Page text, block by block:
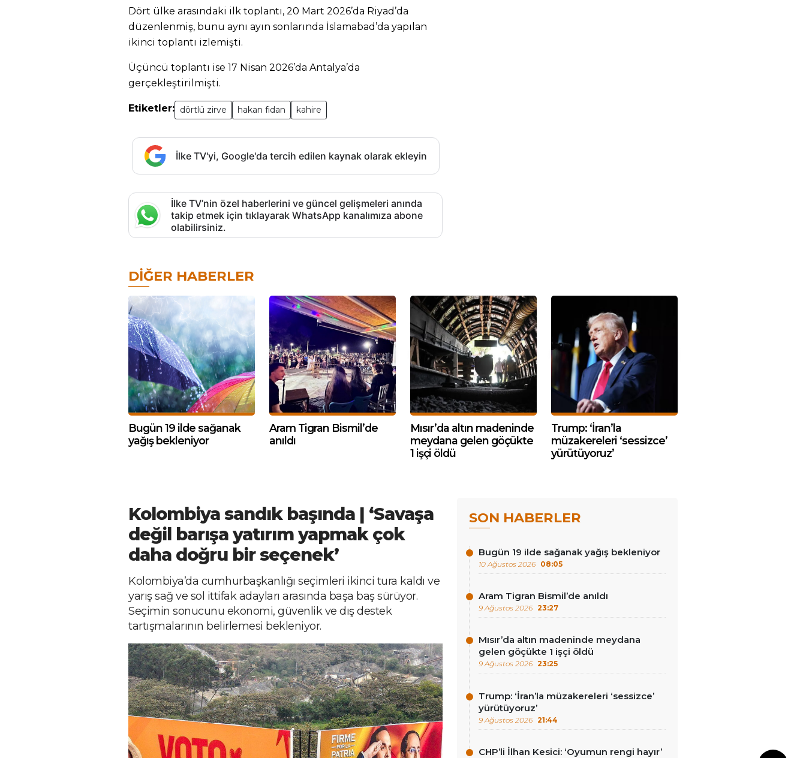
Dört ülke arasındaki ilk toplantı, 20 Mart 2026’da Riyad’da
düzenlenmiş, bunu aynı ayın sonlarında İslamabad’da yapılan
ikinci toplantı izlemişti.
Üçüncü toplantı ise 17 Nisan 2026’da Antalya’da
gerçekleştirilmişti.
Etiketler: dörtlü zirve hakan fidan kahire
İlke TV'yi, Google'da tercih edilen kaynak olarak ekleyin
İlke TV’nin özel haberlerini ve güncel gelişmeleri anında
takip etmek için tıklayarak WhatsApp kanalımıza abone
olabilirsiniz.
DIĞER HABERLER
Bugün 19 ilde sağanak
yağış bekleniyor
Aram Tigran Bismil’de
anıldı
Mısır’da altın madeninde
meydana gelen göçükte
1 işçi öldü
Trump: ‘İran’la
müzakereleri ‘sessizce’
yürütüyoruz’
Kolombiya sandık başında | ‘Savaşa
değil barışa yatırım yapmak çok
daha doğru bir seçenek’
Kolombiya’da cumhurbaşkanlığı seçimleri ikinci tura kaldı ve
yarış sağ ve sol ittifak adayları arasında başa baş sürüyor.
Seçimin sonucunu ekonomi, güvenlik ve dış destek
tartışmalarının belirlemesi bekleniyor.
SON HABERLER
Bugün 19 ilde sağanak yağış bekleniyor
10 Ağustos 2026 08:05
Aram Tigran Bismil’de anıldı
9 Ağustos 2026 23:27
Mısır’da altın madeninde meydana
gelen göçükte 1 işçi öldü
9 Ağustos 2026 23:25
Trump: ‘İran’la müzakereleri ‘sessizce’
yürütüyoruz’
9 Ağustos 2026 21:44
CHP’li İlhan Kesici: ‘Oyumun rengi hayır’